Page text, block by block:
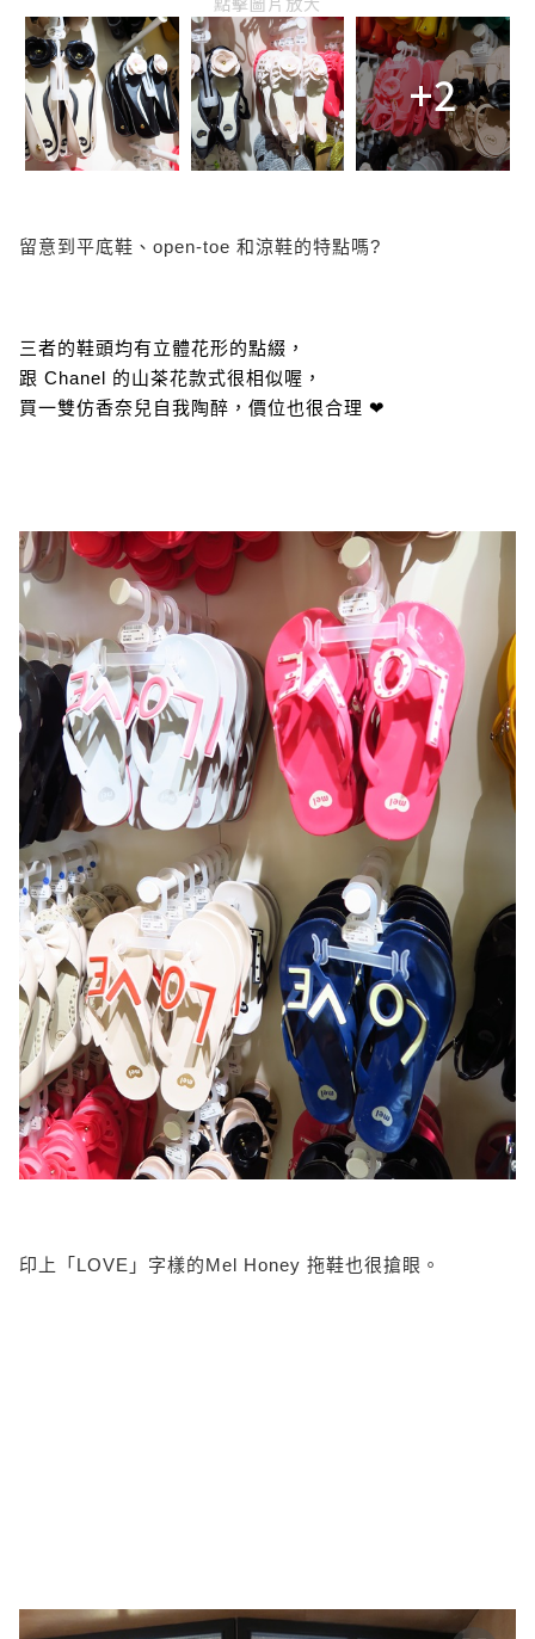
+2
留意到平底鞋、open-toe 和涼鞋的特點嗎?
三者的鞋頭均有立體花形的點綴，
跟 Chanel 的山茶花款式很相似喔，
買一雙仿香奈兒自我陶醉，價位也很合理 ❤
印上「LOVE」字樣的Mel Honey 拖鞋也很搶眼。